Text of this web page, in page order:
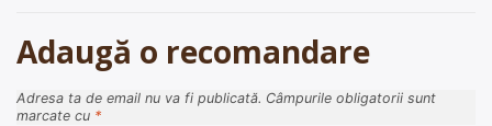
Adaugă o recomandare
Adresa ta de email nu va fi publicată. Câmpurile obligatorii sunt
marcate cu *